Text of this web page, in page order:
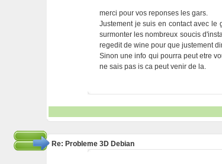
merci pour vos reponses les gars.
Justement je suis en contact avec
surmonter les nombreux soucis
regedit de wine pour que justement
Sinon une info qui pourra peut etre
ne sais pas is ca peut venir de la.
Re: Probleme 3D Debian